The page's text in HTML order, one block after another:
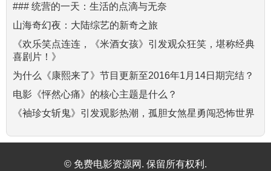
### 统营的一天：生活的点滴与无奈
山海奇幻夜：大陆综艺的新奇之旅
《欢乐笑点连连，《米酒女孩》引发观众狂笑，堪称经典
喜剧片！》
为什么《康熙来了》节目更新至2016年1月14日期完结？
电影《怦然心痛》的核心主题是什么？
《袖珍女斩鬼》引发观影热潮，孤胆女煞星勇闯恐怖世界
© 免费电影资源网. 保留所有权利.